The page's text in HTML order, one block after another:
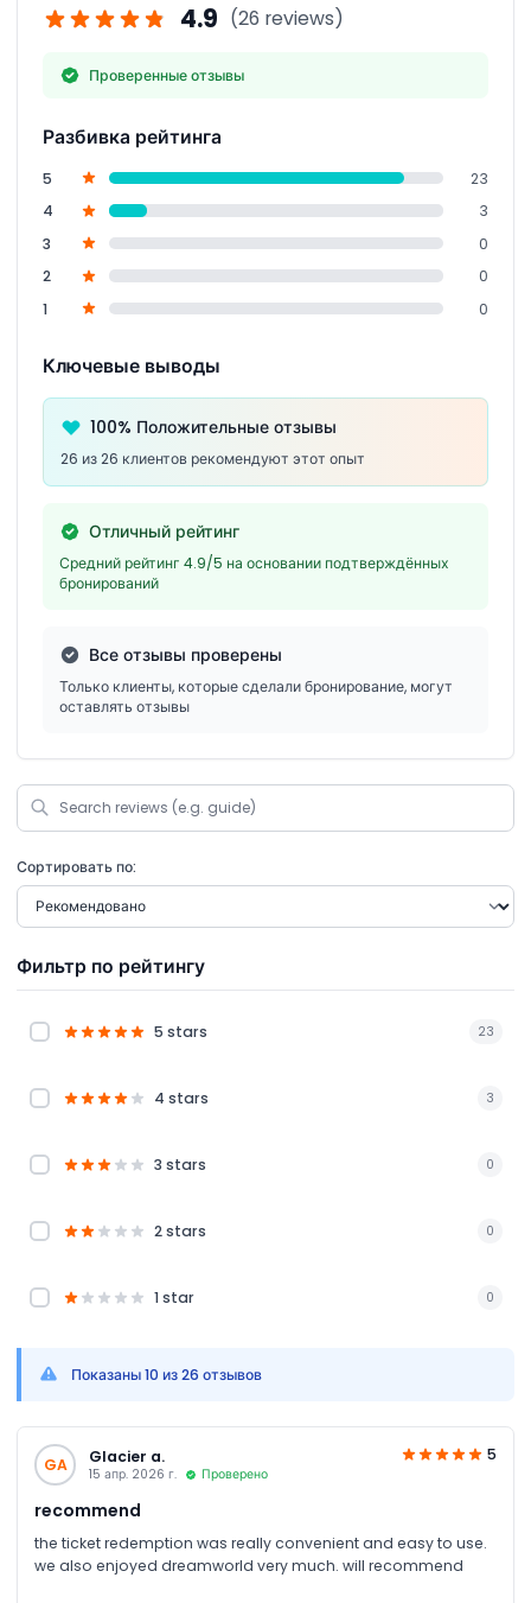
имеют строгие возрастные и размерные
4.9 (26 reviews)
Проверенные отзывы
Разбивка рейтинга
5
23
4
3
3
0
2
0
1
0
Ключевые выводы
100% Положительные отзывы
26 из 26 клиентов рекомендуют этот опыт
Отличный рейтинг
Средний рейтинг 4.9/5 на основании подтверждённых
бронирований
Все отзывы проверены
Только клиенты, которые сделали бронирование, могут
оставлять отзывы
Сортировать по:
Фильтр по рейтингу
5 stars 23
4 stars 3
3 stars 0
2 stars 0
1 star 0
Показаны 10 из 26 отзывов
GA Glacier a.
15 апр. 2026 г. Проверено
5
recommend
the ticket redemption was really convenient and easy to use.
we also enjoyed dreamworld very much. will recommend